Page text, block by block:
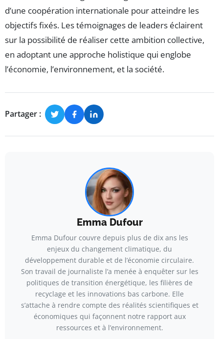
d’une coopération internationale pour atteindre les
objectifs fixés. Les témoignages de leaders éclairent
sur la possibilité de réaliser cette ambition collective,
en adoptant une approche holistique qui englobe
l’économie, l’environnement, et la société.
Partager :
Emma Dufour
Emma Dufour couvre depuis plus de dix ans les
enjeux du changement climatique, du
développement durable et de l’économie circulaire.
Son travail de journaliste l’a menée à enquêter sur les
politiques de transition énergétique, les filières de
recyclage et les innovations bas carbone. Elle
s’attache à rendre compte des réalités scientifiques et
économiques qui façonnent notre rapport aux
ressources et à l’environnement.